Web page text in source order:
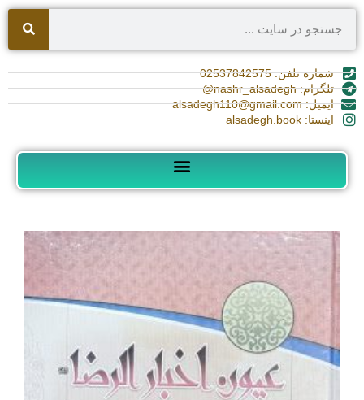
شماره تلفن: 02537842575
تلگرام: nashr_alsadegh@
ایمیل: alsadegh110@gmail.com
اینستا: alsadegh.book